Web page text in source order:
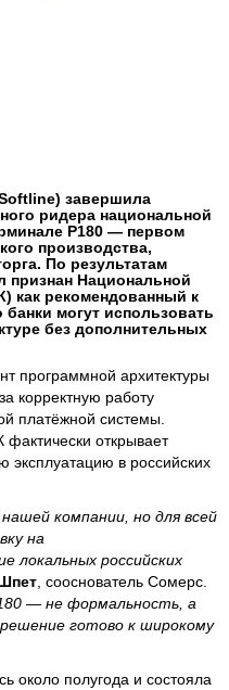
завершила
ридера национальной
Р180 — первом
производства,
По результатам
признан Национальной
как рекомендованный к
банки могут использовать
без дополнительных
программной архитектуры
корректную работу
платёжной системы.
открывает
эксплуатацию в российских
компании, но для всей
на
локальных российских
, сооснователь Сомерс.
— не формальность, а
готово к широкому
около полугода и состояла